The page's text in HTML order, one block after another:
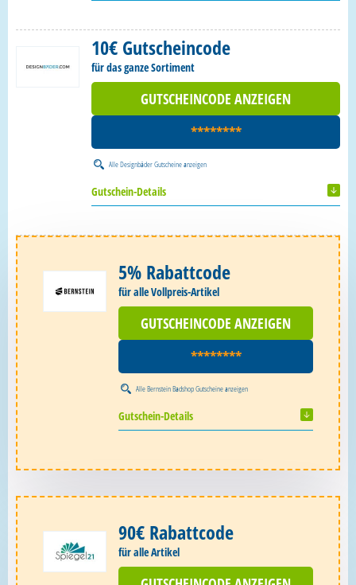
10€ Gutscheincode
für das ganze Sortiment
GUTSCHEINCODE ANZEIGEN
********
AlleDesignbäder Gutscheineanzeigen
Gutschein-Details
5% Rabattcode
für alle Vollpreis-Artikel
GUTSCHEINCODE ANZEIGEN
********
AlleBernstein Badshop Gutscheineanzeigen
Gutschein-Details
90€ Rabattcode
für alle Artikel